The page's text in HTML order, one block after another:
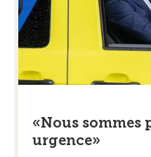
«Nous sommes
urgence»